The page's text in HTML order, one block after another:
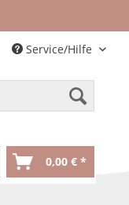
Service/Hilfe
0,00 € *